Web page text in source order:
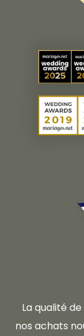
La qualité
nos achats